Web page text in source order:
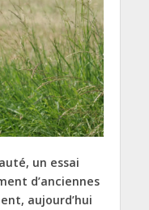
un essai
d’anciennes
aujourd’hui